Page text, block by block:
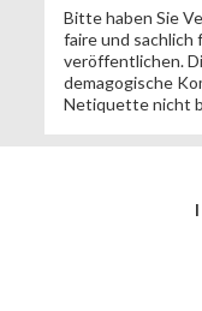
Bitte haben Sie
faire und
veröffentlichen.
demagogische
Netiquette nicht